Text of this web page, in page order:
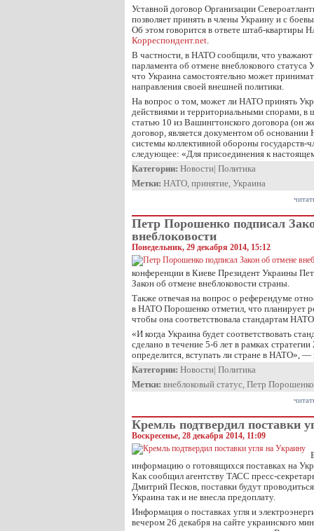
Уставной договор Организации
позволяет принять в члены Украину и c
Об этом говорится в ответе штаб-квартиры
Корреспондент.net.
В частности, в НАТО сообщили, что уважают
парламента об отмене внеблокового
что Украина самостоятельно может
направления своей внешней политики.
На вопрос о том, может ли НАТО принять
действиями и территориальными спорами, в
статью 10 из Вашингтонского договора (он
договор, является документом об
системы коллективной обороны государств-
следующее: «Для присоединения к
Категории: Новости| Политика
Метки: НАТО, принятие, Украина
Петр Порошенко подписал
внеблоковости
Понедельник, 29 декабря 2014, 15:12
конференции в Киеве Президент Украины
Закон об отмене внеблоковости страны.
Также отвечая на вопрос о референдуме
в НАТО Порошенко отметил, что планирует
чтобы она соответствовала стандартам
«И когда Украина будет соответствовать
сделано в течение 5-6 лет в рамках
определится, вступать ли стране в НАТО», —
Категории: Новости| Политика
Метки: внеблоковый статус, Петр Порошенко
Кремль подтвердил поставки
Воскресенье, 28 декабря 2014, 11:09
информацию о готовящихся поставках на
Как сообщил агентству ТАСС пресс-
Дмитрий Песков, поставки будут
Украина так и не внесла предоплату.
Информация о поставках угля и
вечером 26 декабря на сайте украинского